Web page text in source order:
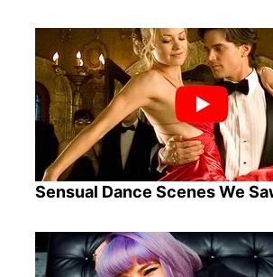
Sensual Dance Scenes We